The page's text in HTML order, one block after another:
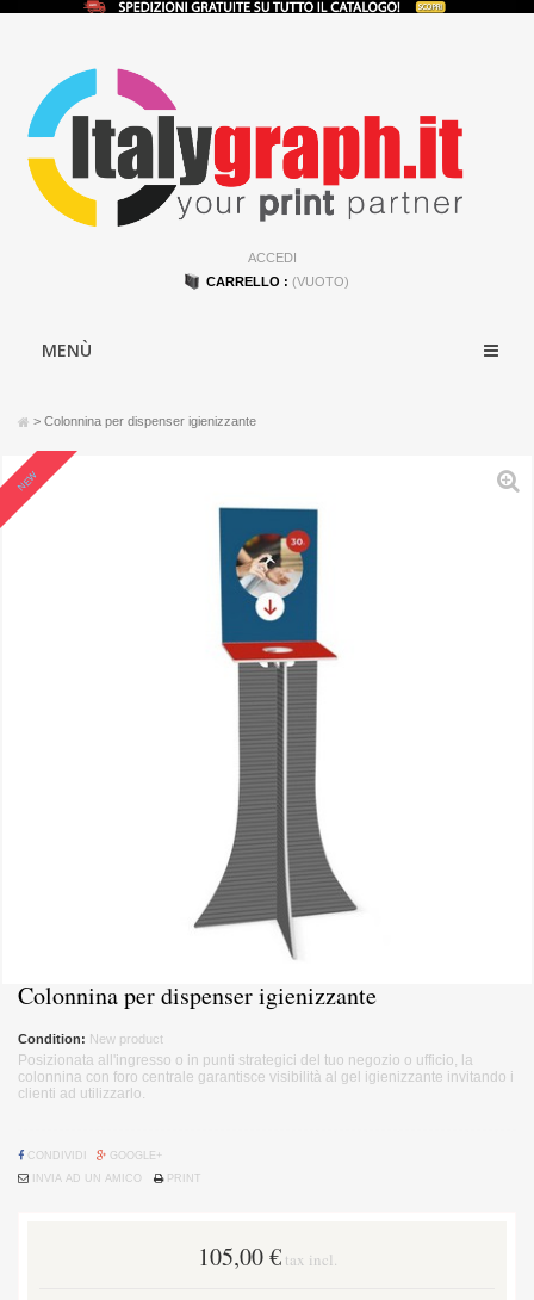
ACCEDI
CARRELLO : (VUOTO)
MENÙ
> Colonnina per dispenser igienizzante
NEW
Colonnina per dispenser igienizzante
Condition: New product
Posizionata all'ingresso o in punti strategici del tuo negozio o ufficio, la
colonnina con foro centrale garantisce visibilità al gel igienizzante invitando i
clienti ad utilizzarlo.
CONDIVIDI
GOOGLE+
INVIA AD UN AMICO
PRINT
105,00 €tax incl.